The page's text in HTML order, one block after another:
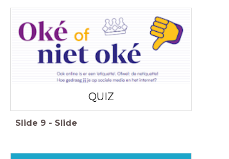
QUIZ
Slide 9 - Slide